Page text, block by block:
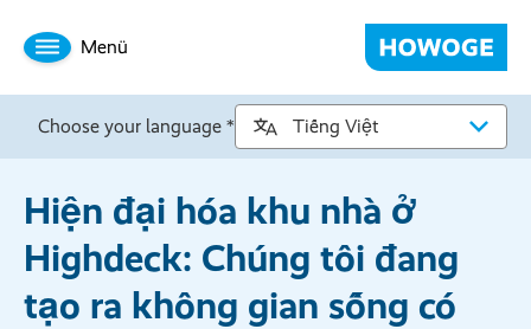
Menü
Choose your language *
Hiện đại hóa khu nhà ở
Highdeck: Chúng tôi đang
tạo ra không gian sống có